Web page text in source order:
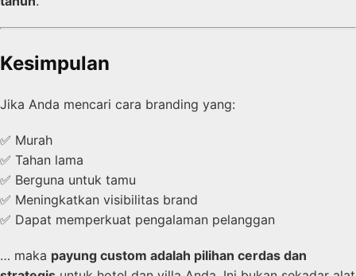
Kesimpulan
Jika Anda mencari cara branding yang:
✅ Murah
✅ Tahan lama
✅ Berguna untuk tamu
✅ Meningkatkan visibilitas brand
✅ Dapat memperkuat pengalaman pelanggan
… maka payung custom adalah pilihan cerdas dan